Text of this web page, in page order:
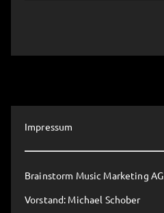
Impressum
Brainstorm Music Marketing AG
Vorstand: Michael Schober